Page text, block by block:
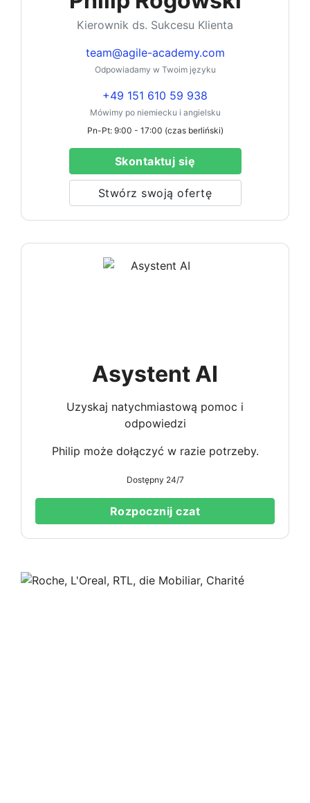
Kierownik ds. Sukcesu Klienta
team@agile-academy.com
Odpowiadamy w Twoim języku
+49 151 610 59 938
Mówimy po niemiecku i angielsku
Pn-Pt: 9:00 - 17:00 (czas berliński)
Skontaktuj się
Stwórz swoją ofertę
Asystent AI
Uzyskaj natychmiastową pomoc i
odpowiedzi
Philip może dołączyć w razie potrzeby.
Dostępny 24/7
Rozpocznij czat